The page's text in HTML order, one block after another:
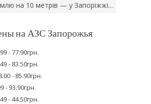
— у Запоріжжі… Автобус №48 і
на АЗС Запорожья
- 77.90грн.
- 83.50грн.
- 85.90грн.
- 93.90грн.
- 44.50грн.